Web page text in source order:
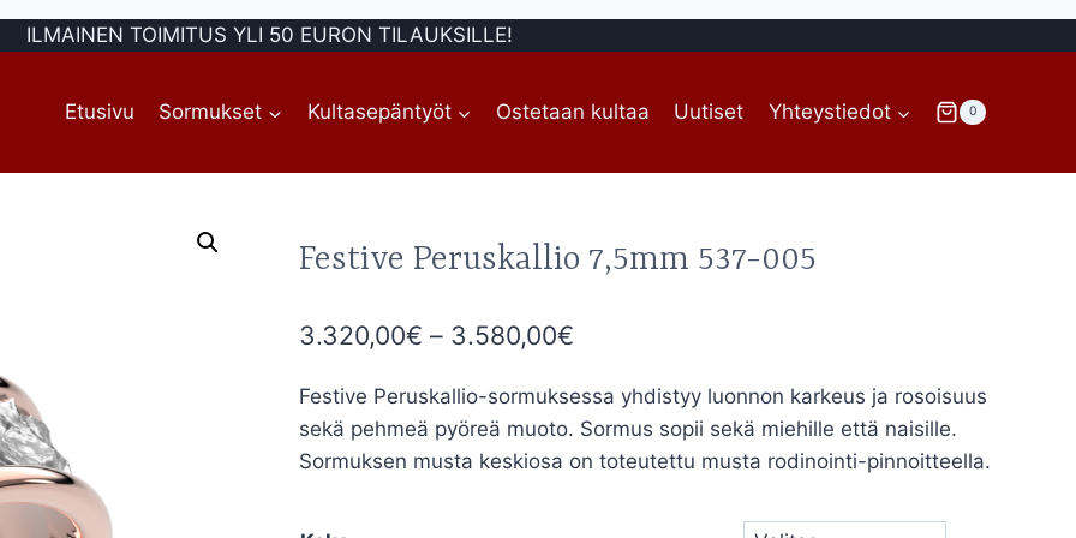
ILMAINEN TOIMITUS YLI 50 EURON TILAUKSILLE!
Etusivu Sormukset Kultasepäntyöt Ostetaan kultaa Uutiset Yhteystiedot 0
Festive Peruskallio 7,5mm 537-005
3.320,00€ – 3.580,00€Hintaluokka:
-
3.580,00€
Festive Peruskallio-sormuksessa yhdistyy luonnon karkeus ja rosoisuus
sekä pehmeä pyöreä muoto. Sormus sopii sekä miehille että naisille.
Sormuksen musta keskiosa on toteutettu musta rodinointi-pinnoitteella.